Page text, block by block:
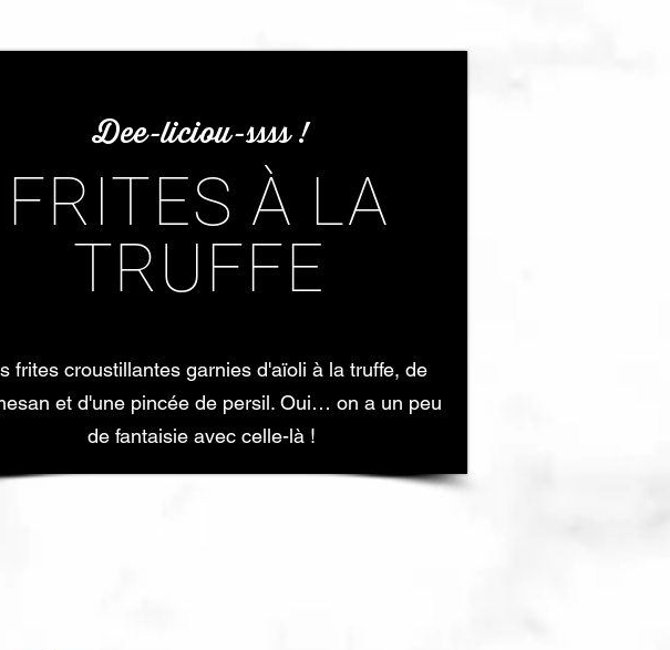
frites croustillantes garnies d'aïoli à la truffe, de
et d'une pincée de persil. Oui… on a un peu
de fantaisie avec celle-là !
FRITES À LA
TRUFFE
Dee-liciou-ssss !